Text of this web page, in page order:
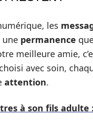
les
permanence
meilleure amie,
avec soin,
attention.
à son fils